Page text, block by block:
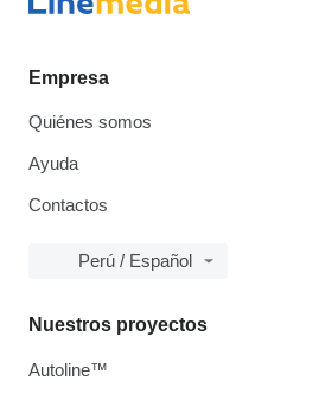
Empresa
Quiénes somos
Ayuda
Contactos
Perú / Español
Nuestros proyectos
Autoline™